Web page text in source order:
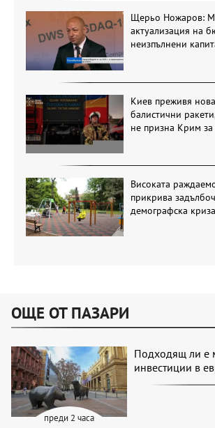
Щерьо Ножаров:
актуализация на
неизпълнени
Киев преживя
балистични
не призна Крим за
Високата
прикрива
демографска криза
ОЩЕ ОТ ПАЗАРИ
преди 2 часа
Подходящ ли е
инвестиции в